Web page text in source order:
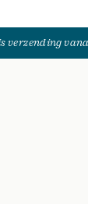
verzending